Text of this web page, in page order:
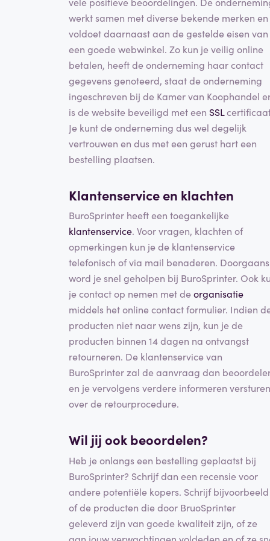
werkt samen met diverse bekende merken en
voldoet daarnaast aan de gestelde eisen van
een goede webwinkel. Zo kun je veilig online
betalen, heeft de onderneming haar contact
gegevens genoteerd, staat de onderneming
ingeschreven bij de Kamer van Koophandel
is de website beveiligd met een SSL
Je kunt de onderneming dus wel degelijk
vertrouwen en dus met een gerust hart een
bestelling plaatsen.
Klantenservice en klachten
BuroSprinter heeft een toegankelijke
klantenservice. Voor vragen, klachten of
opmerkingen kun je de klantenservice
telefonisch of via mail benaderen. Doorgaans
word je snel geholpen bij BuroSprinter. Ook
je contact op nemen met deorganisatie
middels het online contact formulier. Indien
producten niet naar wens zijn, kun je de
producten binnen 14 dagen na ontvangst
retourneren. De klantenservice van
BuroSprinter zal de aanvraag dan
en je vervolgens verdere informeren versturen
over de retourprocedure.
Wil jij ook beoordelen?
Heb je onlangs een bestelling geplaatst bij
BuroSprinter? Schrijf dan een recensie voor
andere potentiële kopers. Schrijf bijvoorbeeld
of de producten die door BruoSprinter
geleverd zijn van goede kwaliteit zijn, of ze